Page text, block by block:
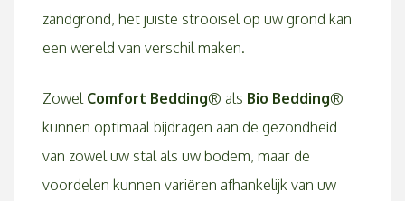
zandgrond, het juiste strooisel op uw grond kan
een wereld van verschil maken.
Zowel Comfort Bedding® als Bio Bedding®
kunnen optimaal bijdragen aan de gezondheid
van zowel uw stal als uw bodem, maar de
voordelen kunnen variëren afhankelijk van uw